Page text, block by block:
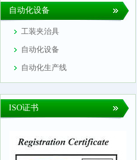
自动化设备
工装夹治具
自动化设备
自动化生产线
ISO证书